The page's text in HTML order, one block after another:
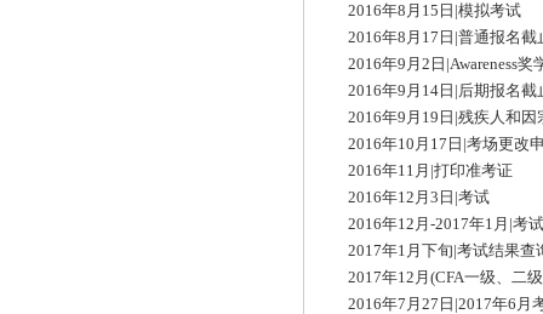
2016年8月15日|模拟考试
2016年8月17日|普通报名截
2016年9月2日|Awareness奖
2016年9月14日|后期报名截
2016年9月19日|残疾人和因
2016年10月17日|考场更改
2016年11月|打印准考证
2016年12月3日|考试
2016年12月-2017年1月|考
2017年1月下旬|考试结果查
2017年12月(CFA一级、二级
2016年7月27日|2017年6月